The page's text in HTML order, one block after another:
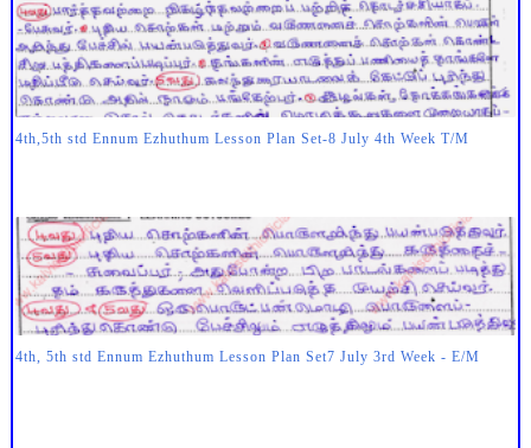
4th,5th std Ennum Ezhuthum Lesson Plan Set-8 July 4th Week T/M
4th, 5th std Ennum Ezhuthum Lesson Plan Set7 July 3rd Week - E/M